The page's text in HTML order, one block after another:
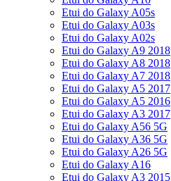
Etui do Galaxy A05s
Etui do Galaxy A03s
Etui do Galaxy A02s
Etui do Galaxy A9 2018
Etui do Galaxy A8 2018
Etui do Galaxy A7 2018
Etui do Galaxy A5 2017
Etui do Galaxy A5 2016
Etui do Galaxy A3 2017
Etui do Galaxy A56 5G
Etui do Galaxy A36 5G
Etui do Galaxy A26 5G
Etui do Galaxy A16
Etui do Galaxy A3 2015